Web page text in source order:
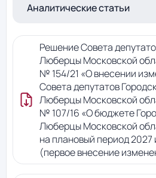
Аналитические статьи
Решение Совета
Люберцы Московской
№ 154/21 «О внесении
Совета депутатов
Люберцы Московской
№ 107/16 «О бюджете
Люберцы Московской
на плановый период 2027
(первое внесение